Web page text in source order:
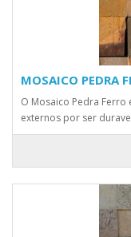
MOSAICO PEDRA
O Mosaico Pedra
externos por ser